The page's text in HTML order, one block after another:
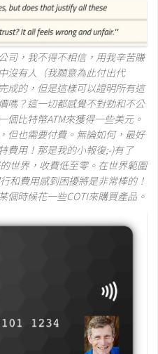
司，我不得不相信，用我辛苦賺
沒有人（我願意為此付出代
成的，但是這樣可以證明所有這
嗎？這一切都感覺不對勁和不公
個比特幣ATM來獲得一些美元。
但也需要付費。無論如何，最好
費用！那是我的小報復;-)有了
世界，收費低至零。在世界範圍
和費用感到困擾將是非常棒的！
個時候花一些COTI來購買產品。